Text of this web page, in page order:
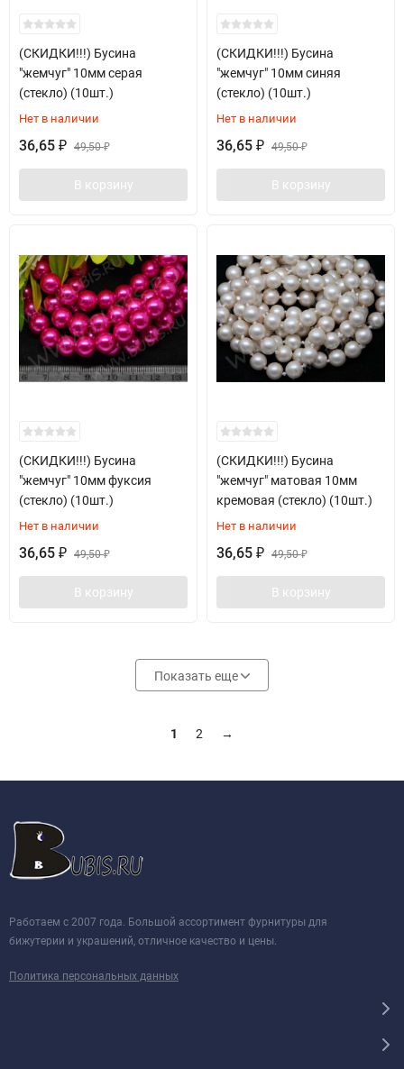
(СКИДКИ!!!) Бусина
"жемчуг" 10мм серая
(стекло) (10шт.)
Нет в наличии
36,65 ₽ 49,50₽
В корзину
(СКИДКИ!!!) Бусина
"жемчуг" 10мм синяя
(стекло) (10шт.)
Нет в наличии
36,65 ₽ 49,50₽
В корзину
(СКИДКИ!!!) Бусина
"жемчуг" 10мм фуксия
(стекло) (10шт.)
Нет в наличии
36,65 ₽ 49,50₽
В корзину
(СКИДКИ!!!) Бусина
"жемчуг" матовая 10мм
кремовая (стекло) (10шт.)
Нет в наличии
36,65 ₽ 49,50₽
В корзину
Показать еще
1 2 →
Работаем с 2007 года. Большой ассортимент фурнитуры для
бижутерии и украшений, отличное качество и цены.
Политика персональных данных